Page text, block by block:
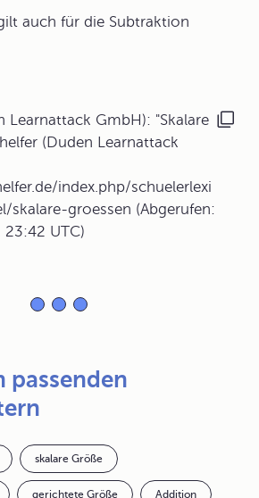
auch für die Subtraktion
Learnattack GmbH): "Skalare
(Duden Learnattack
index.php/schuelerlexi
skalare-groessen (Abgerufen:
UTC)
passenden
skalare Größe
gerichtete Größe Addition